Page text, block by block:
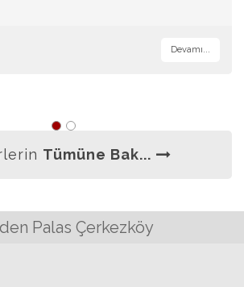
Devamı...
Tümüne Bak...
Palas Çerkezköy